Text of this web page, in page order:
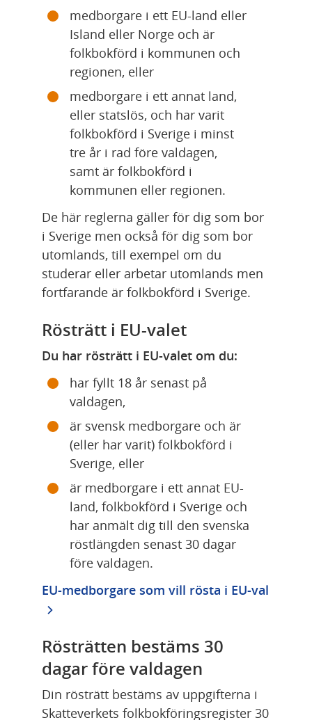
medborgare i ett EU-land eller
Island eller Norge och är
folkbokförd i kommunen och
regionen, eller
medborgare i ett annat land,
eller statslös, och har varit
folkbokförd i Sverige i minst
tre år i rad före valdagen,
samt är folkbokförd i
kommunen eller regionen.
De här reglerna gäller för dig som bor
i Sverige men också för dig som bor
utomlands, till exempel om du
studerar eller arbetar utomlands men
fortfarande är folkbokförd i Sverige.
Rösträtt i EU-valet
Du har rösträtt i EU-valet om du:
har fyllt 18 år senast på
valdagen,
är svensk medborgare och är
(eller har varit) folkbokförd i
Sverige, eller
är medborgare i ett annat EU-
land, folkbokförd i Sverige och
har anmält dig till den svenska
röstlängden senast 30 dagar
före valdagen.
EU-medborgare som vill rösta i EU-val
Rösträtten bestäms 30
dagar före valdagen
Din rösträtt bestäms av uppgifterna i
Skatteverkets folkbokföringsregister 30